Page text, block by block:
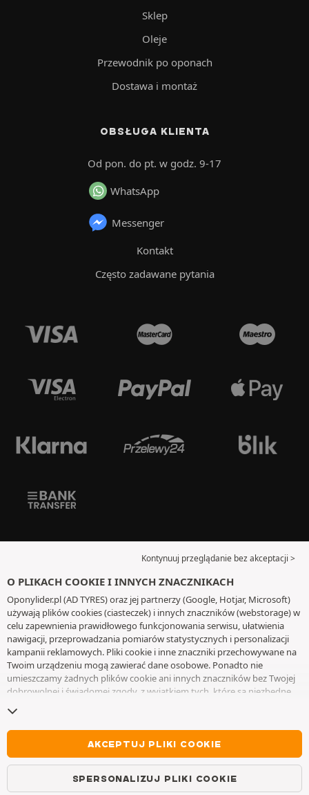
Sklep
Oleje
Przewodnik po oponach
Dostawa i montaż
OBSŁUGA KLIENTA
Od pon. do pt. w godz. 9-17
WhatsApp
Messenger
Kontakt
Często zadawane pytania
Kontynuuj przeglądanie bez akceptacji >
O PLIKACH COOKIE I INNYCH ZNACZNIKACH
Oponylider.pl (AD TYRES) oraz jej partnerzy (Google, Hotjar, Microsoft)
używają plików cookies (ciasteczek) i innych znaczników (webstorage) w
celu zapewnienia prawidłowego funkcjonowania serwisu, ułatwienia
nawigacji, przeprowadzania pomiarów statystycznych i personalizacji
kampanii reklamowych. Pliki cookie i inne znaczniki przechowywane na
Twoim urządzeniu mogą zawierać dane osobowe. Ponadto nie
umieszczamy żadnych plików cookie ani innych znaczników bez Twojej
dobrowolnej i świadomej zgody, z wyjątkiem tych, które są niezbędne
wycofać swoją zgodę w dowolnym momencie, przechodząc do
plikami cookie i innymi znacznikami. Możesz kontynuować przeglądanie
bez akceptowania plików cookie lub innych znaczników. Odmowa nie
wyklucza dostępu do usług AD TYRES. Aby uzyskać więcej informacji,
zapraszamy do odwiedzenia
AKCEPTUJ PLIKI COOKIE
SPERSONALIZUJ PLIKI COOKIE